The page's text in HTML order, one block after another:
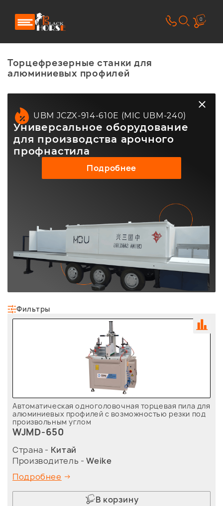
0
Торцефрезерные станки для
алюминиевых профилей
UBM JCZX-914-610E (MIC UBM-240)
Универсальное оборудование
для производства арочного
профнастила
Подробнее
Фильтры
Автоматическая одноголовочная торцевая пила для
алюминиевых профилей с возможностью резки под
произвольным углом
WJMD-650
Страна - Китай
Производитель -Weike
Подробнее
В корзину